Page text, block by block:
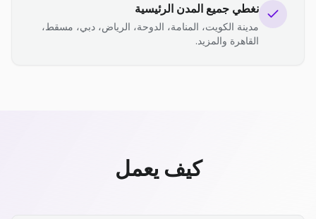
نغطي جميع المدن الرئيسية
مدينة الكويت، المنامة، الدوحة، الرياض، دبي، مسقط،
القاهرة والمزيد.
كيف يعمل